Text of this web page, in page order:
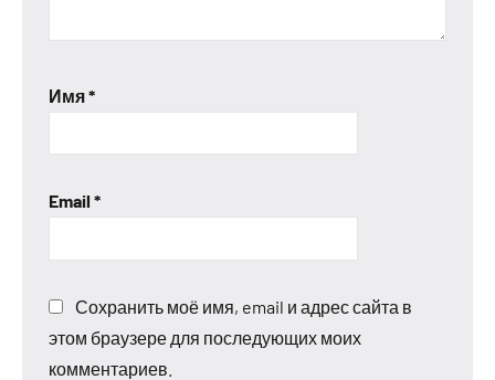
Имя*
Email *
Сохранить моё имя, email и адрес сайта в
этом браузере для последующих моих
комментариев.